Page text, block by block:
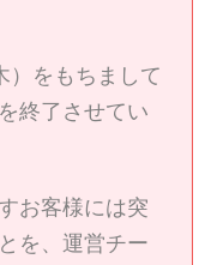
）をもちまして
終了させてい
お客様には突
を、運営チー